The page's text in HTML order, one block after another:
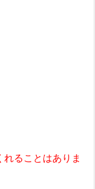
ることはありま